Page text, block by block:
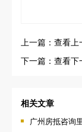
上一篇：查看上
下一篇：查看下
相关文章
广州房抵咨询